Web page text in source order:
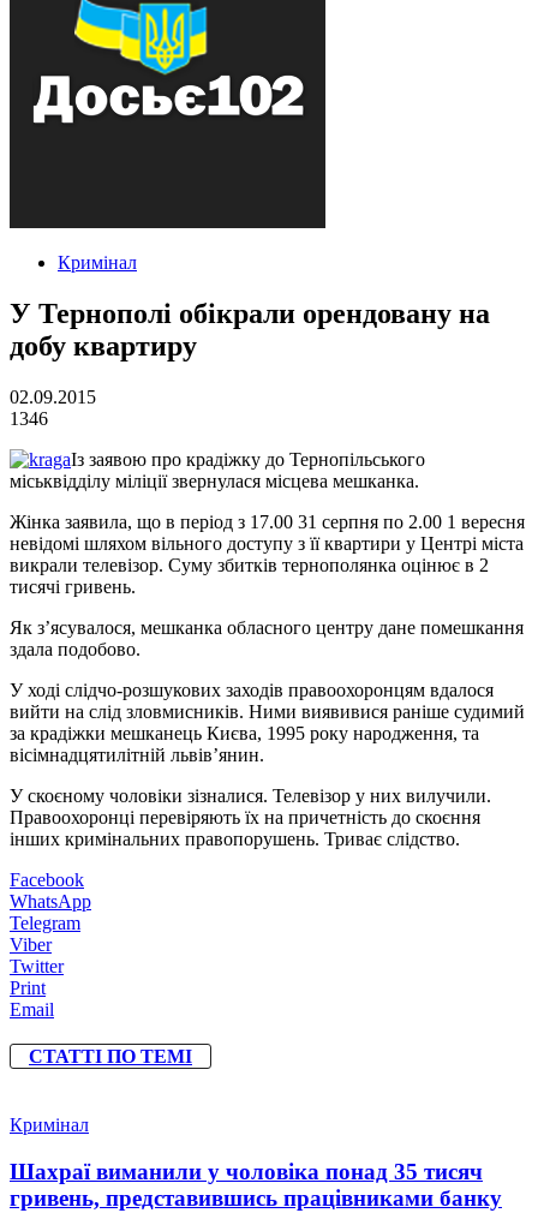
Кримінал
У Тернополі обікрали орендовану на
добу квартиру
02.09.2015
1346
Із заявою про крадіжку до Тернопільського
міськвідділу міліції звернулася місцева мешканка.
Жінка заявила, що в період з 17.00 31 серпня по 2.00 1 вересня
невідомі шляхом вільного доступу з її квартири у Центрі міста
викрали телевізор. Суму збитків тернополянка оцінює в 2
тисячі гривень.
Як з’ясувалося, мешканка обласного центру дане помешкання
здала подобово.
У ході слідчо-розшукових заходів правоохоронцям вдалося
вийти на слід зловмисників. Ними виявивися раніше судимий
за крадіжки мешканець Києва, 1995 року народження, та
вісімнадцятилітній львів’янин.
У скоєному чоловіки зізналися. Телевізор у них вилучили.
Правоохоронці перевіряють їх на причетність до скоєння
інших кримінальних правопорушень. Триває слідство.
Facebook
WhatsApp
Telegram
Viber
Twitter
Print
Email
СТАТТІ ПО ТЕМІ
Кримінал
Шахраї виманили у чоловіка понад 35 тисяч
гривень, представившись працівниками банку